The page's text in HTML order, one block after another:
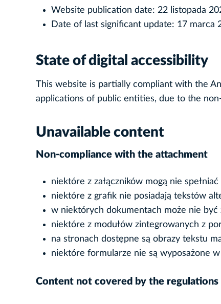
Website publication date: 22 listopada
Date of last significant update: 17 marca
State of digital accessibility
This website is partially compliant with the
applications of public entities, due to the
Unavailable content
Non-compliance with the attachment
niektóre z załączników mogą nie
niektóre z grafik nie posiadają tekstów
w niektórych dokumentach może nie być
niektóre z modułów zintegrowanych z
na stronach dostępne są obrazy tekstu
niektóre formularze nie są wyposażone
Content not covered by the regulations